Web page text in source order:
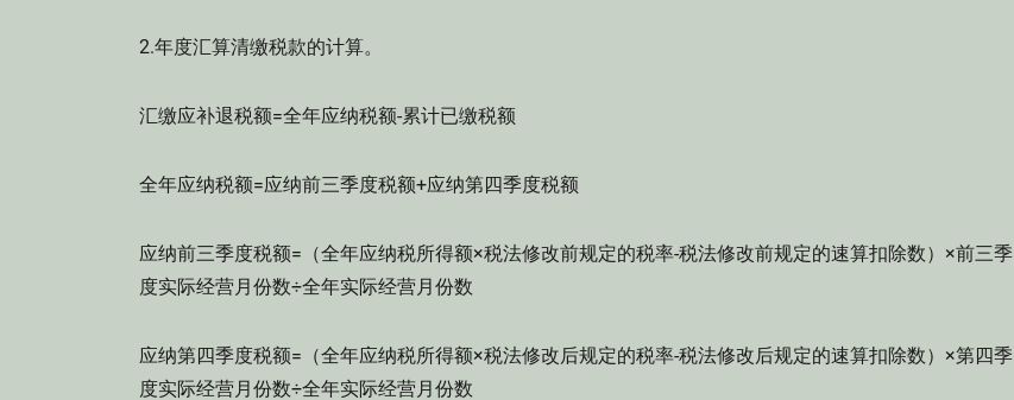
2.年度汇算清缴税款的计算。
汇缴应补退税额=全年应纳税额-累计已缴税额
全年应纳税额=应纳前三季度税额+应纳第四季度税额
应纳前三季度税额=（全年应纳税所得额×税法修改前规定的税率-税法修改前规定的速算扣除数）×前三季
度实际经营月份数÷全年实际经营月份数
应纳第四季度税额=（全年应纳税所得额×税法修改后规定的税率-税法修改后规定的速算扣除数）×第四季
度实际经营月份数÷全年实际经营月份数